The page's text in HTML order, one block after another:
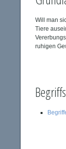
Will man
Tiere
ruhigen